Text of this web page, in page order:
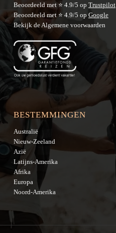
Beoordeeld met ⭐ 4.9/5 op Trustpilot
Beoordeeld met ⭐ 4.9/5 op Google
Bekijk deAlgemene voorwaarden
BESTEMMINGEN
Australië
Nieuw-Zeeland
Azië
Latijns-Amerika
Afrika
Europa
Noord-Amerika